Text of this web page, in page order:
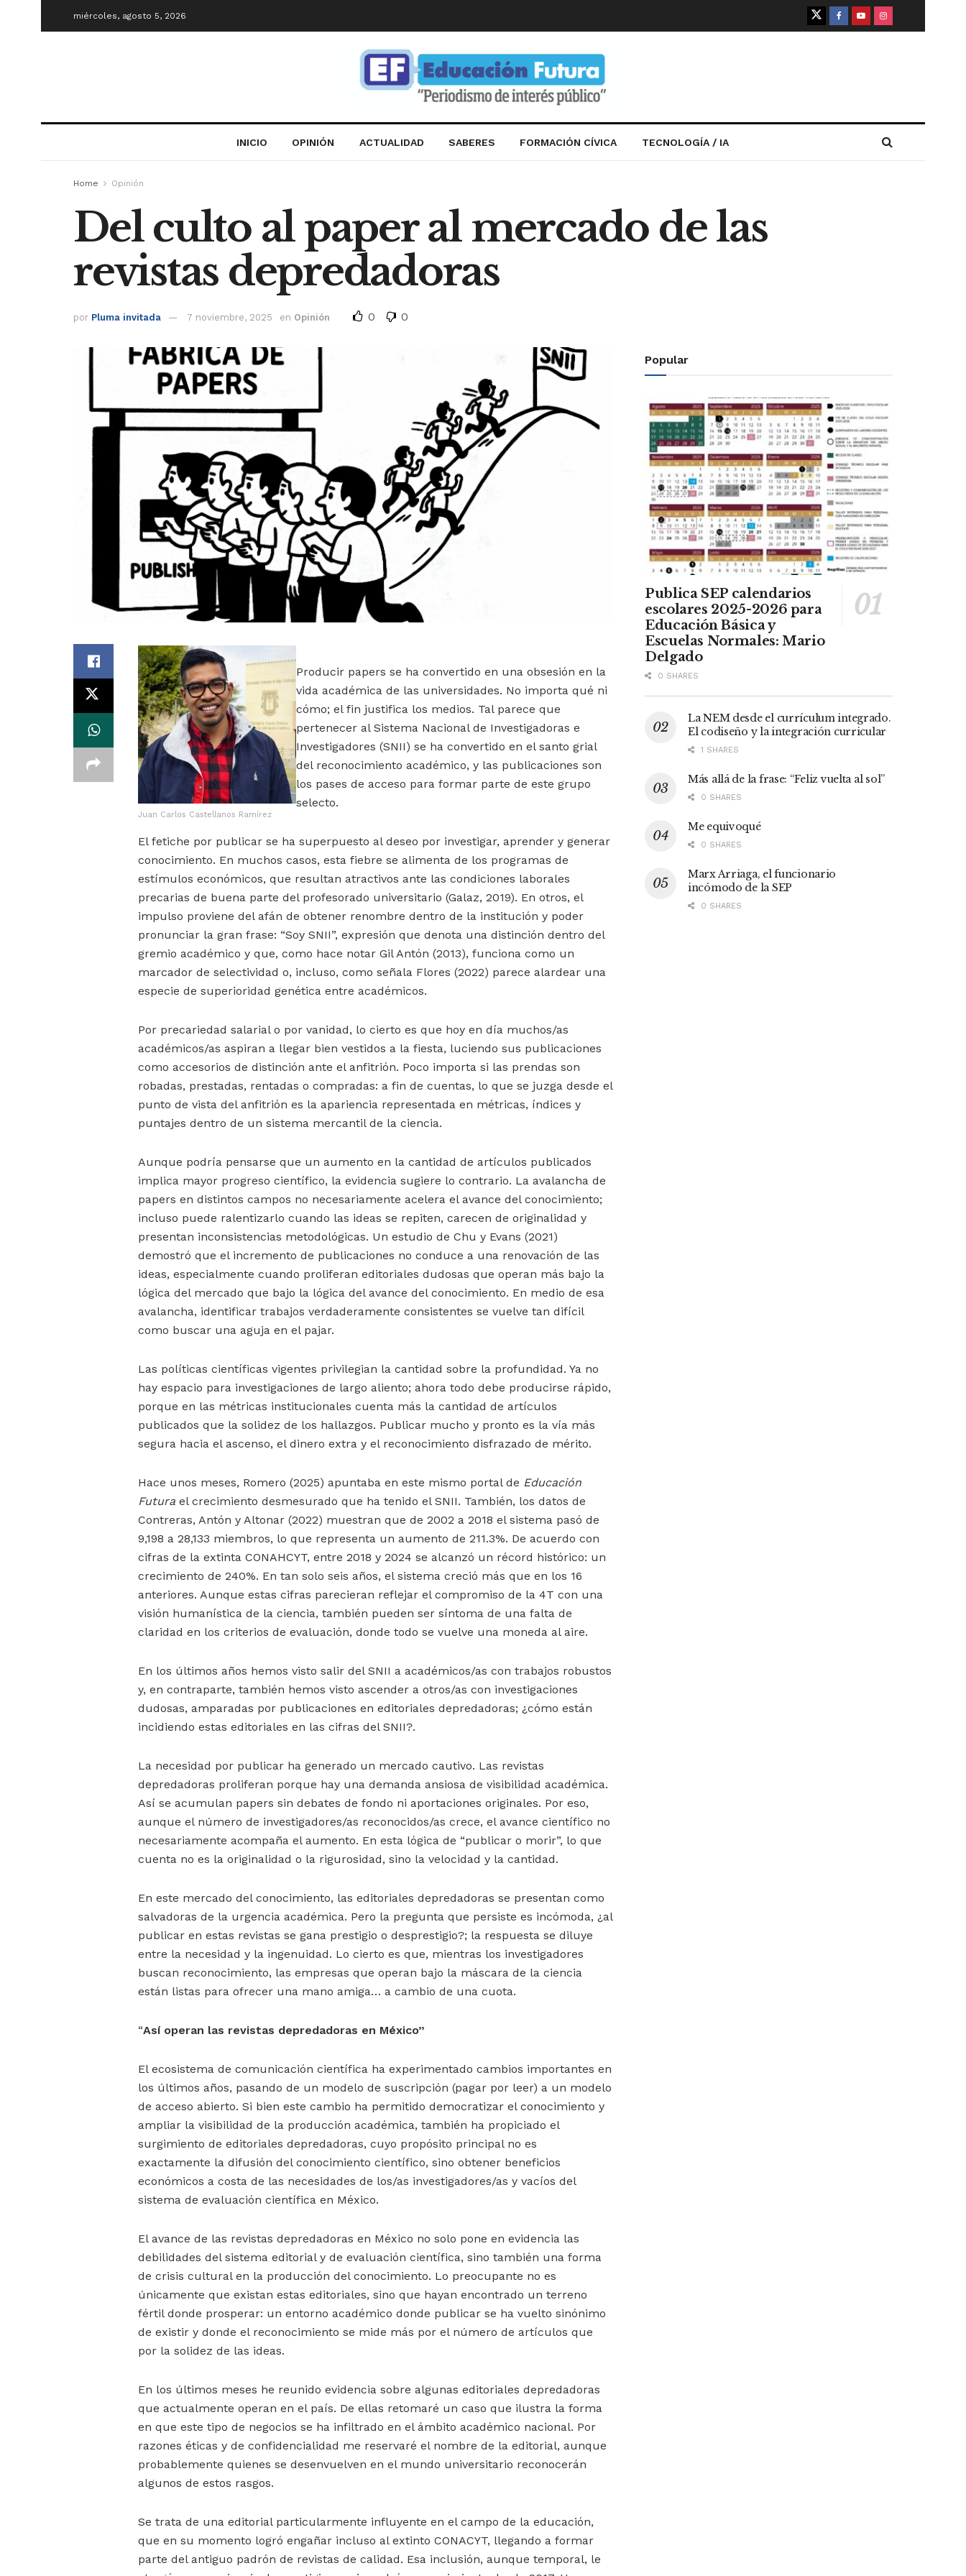
miércoles, agosto 5, 2026
INICIO OPINIÓN ACTUALIDAD SABERES FORMACIÓN CÍVICA TECNOLOGÍA / IA
Home Opinión
Del culto al paper al mercado de las
revistas depredadoras
por Pluma invitada 7 noviembre, 2025 en Opinión 0 0
Juan Carlos Castellanos Ramírez
Producir papers se ha convertido en una obsesión en la
vida académica de las universidades. No importa qué ni
cómo; el fin justifica los medios. Tal parece que
pertenecer al Sistema Nacional de Investigadoras e
Investigadores (SNII) se ha convertido en el santo grial
del reconocimiento académico, y las publicaciones son
los pases de acceso para formar parte de este grupo
selecto.
El fetiche por publicar se ha superpuesto al deseo por investigar, aprender y generar
conocimiento. En muchos casos, esta fiebre se alimenta de los programas de
estímulos económicos, que resultan atractivos ante las condiciones laborales
precarias de buena parte del profesorado universitario (Galaz, 2019). En otros, el
impulso proviene del afán de obtener renombre dentro de la institución y poder
pronunciar la gran frase: “Soy SNII”, expresión que denota una distinción dentro del
gremio académico y que, como hace notar Gil Antón (2013), funciona como un
marcador de selectividad o, incluso, como señala Flores (2022) parece alardear una
especie de superioridad genética entre académicos.
Por precariedad salarial o por vanidad, lo cierto es que hoy en día muchos/as
académicos/as aspiran a llegar bien vestidos a la fiesta, luciendo sus publicaciones
como accesorios de distinción ante el anfitrión. Poco importa si las prendas son
robadas, prestadas, rentadas o compradas: a fin de cuentas, lo que se juzga desde el
punto de vista del anfitrión es la apariencia representada en métricas, índices y
puntajes dentro de un sistema mercantil de la ciencia.
Aunque podría pensarse que un aumento en la cantidad de artículos publicados
implica mayor progreso científico, la evidencia sugiere lo contrario. La avalancha de
papers en distintos campos no necesariamente acelera el avance del conocimiento;
incluso puede ralentizarlo cuando las ideas se repiten, carecen de originalidad y
presentan inconsistencias metodológicas. Un estudio de Chu y Evans (2021)
demostró que el incremento de publicaciones no conduce a una renovación de las
ideas, especialmente cuando proliferan editoriales dudosas que operan más bajo la
lógica del mercado que bajo la lógica del avance del conocimiento. En medio de esa
avalancha, identificar trabajos verdaderamente consistentes se vuelve tan difícil
como buscar una aguja en el pajar.
Las políticas científicas vigentes privilegian la cantidad sobre la profundidad. Ya no
hay espacio para investigaciones de largo aliento; ahora todo debe producirse rápido,
porque en las métricas institucionales cuenta más la cantidad de artículos
publicados que la solidez de los hallazgos. Publicar mucho y pronto es la vía más
segura hacia el ascenso, el dinero extra y el reconocimiento disfrazado de mérito.
Hace unos meses, Romero (2025) apuntaba en este mismo portal de Educación
Futura el crecimiento desmesurado que ha tenido el SNII. También, los datos de
Contreras, Antón y Altonar (2022) muestran que de 2002 a 2018 el sistema pasó de
9,198 a 28,133 miembros, lo que representa un aumento de 211.3%. De acuerdo con
cifras de la extinta CONAHCYT, entre 2018 y 2024 se alcanzó un récord histórico: un
crecimiento de 240%. En tan solo seis años, el sistema creció más que en los 16
anteriores. Aunque estas cifras parecieran reflejar el compromiso de la 4T con una
visión humanística de la ciencia, también pueden ser síntoma de una falta de
claridad en los criterios de evaluación, donde todo se vuelve una moneda al aire.
En los últimos años hemos visto salir del SNII a académicos/as con trabajos robustos
y, en contraparte, también hemos visto ascender a otros/as con investigaciones
dudosas, amparadas por publicaciones en editoriales depredadoras; ¿cómo están
incidiendo estas editoriales en las cifras del SNII?.
La necesidad por publicar ha generado un mercado cautivo. Las revistas
depredadoras proliferan porque hay una demanda ansiosa de visibilidad académica.
Así se acumulan papers sin debates de fondo ni aportaciones originales. Por eso,
aunque el número de investigadores/as reconocidos/as crece, el avance científico no
necesariamente acompaña el aumento. En esta lógica de “publicar o morir”, lo que
cuenta no es la originalidad o la rigurosidad, sino la velocidad y la cantidad.
En este mercado del conocimiento, las editoriales depredadoras se presentan como
salvadoras de la urgencia académica. Pero la pregunta que persiste es incómoda, ¿al
publicar en estas revistas se gana prestigio o desprestigio?; la respuesta se diluye
entre la necesidad y la ingenuidad. Lo cierto es que, mientras los investigadores
buscan reconocimiento, las empresas que operan bajo la máscara de la ciencia
están listas para ofrecer una mano amiga… a cambio de una cuota.
“Así operan las revistas depredadoras en México”
El ecosistema de comunicación científica ha experimentado cambios importantes en
los últimos años, pasando de un modelo de suscripción (pagar por leer) a un modelo
de acceso abierto. Si bien este cambio ha permitido democratizar el conocimiento y
ampliar la visibilidad de la producción académica, también ha propiciado el
surgimiento de editoriales depredadoras, cuyo propósito principal no es
exactamente la difusión del conocimiento científico, sino obtener beneficios
económicos a costa de las necesidades de los/as investigadores/as y vacíos del
sistema de evaluación científica en México.
El avance de las revistas depredadoras en México no solo pone en evidencia las
debilidades del sistema editorial y de evaluación científica, sino también una forma
de crisis cultural en la producción del conocimiento. Lo preocupante no es
únicamente que existan estas editoriales, sino que hayan encontrado un terreno
fértil donde prosperar: un entorno académico donde publicar se ha vuelto sinónimo
de existir y donde el reconocimiento se mide más por el número de artículos que
por la solidez de las ideas.
En los últimos meses he reunido evidencia sobre algunas editoriales depredadoras
que actualmente operan en el país. De ellas retomaré un caso que ilustra la forma
en que este tipo de negocios se ha infiltrado en el ámbito académico nacional. Por
razones éticas y de confidencialidad me reservaré el nombre de la editorial, aunque
probablemente quienes se desenvuelven en el mundo universitario reconocerán
algunos de estos rasgos.
Se trata de una editorial particularmente influyente en el campo de la educación,
que en su momento logró engañar incluso al extinto CONACYT, llegando a formar
parte del antiguo padrón de revistas de calidad. Esa inclusión, aunque temporal, le
Popular
Publica SEP calendarios
escolares 2025-2026 para
Educación Básica y
Escuelas Normales: Mario
Delgado
0 SHARES
La NEM desde el currículum integrado.
El codiseño y la integración curricular
1 SHARES
Más allá de la frase: “Feliz vuelta al sol”
0 SHARES
Me equivoqué
0 SHARES
Marx Arriaga, el funcionario
incómodo de la SEP
0 SHARES